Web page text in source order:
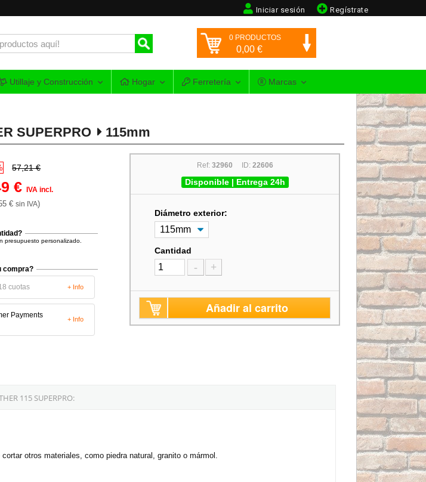
Regístrate
Iniciar sesión
0 PRODUCTOS
0,00 €
Utillaje y Construcción Hogar Ferretería Marcas
SUPERPRO 115mm
57,21 €
€IVA incl.
€sin IVA)
presupuesto personalizado.
compra?
cuotas + Info
+ Info
Ref: 32960 ID: 22606
Disponible | Entrega 24h
Diámetro exterior:
Cantidad
- +
Añadir al carrito
115 SUPERPRO:
otros materiales, como piedra natural, granito o mármol.